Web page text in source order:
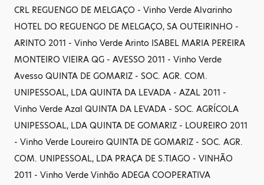
CRL REGUENGO DE MELGAÇO - Vinho Verde Alvarinho
HOTEL DO REGUENGO DE MELGAÇO, SA OUTEIRINHO -
ARINTO 2011 - Vinho Verde Arinto ISABEL MARIA PEREIRA
MONTEIRO VIEIRA QG - AVESSO 2011 - Vinho Verde
Avesso QUINTA DE GOMARIZ - SOC. AGR. COM.
UNIPESSOAL, LDA QUINTA DA LEVADA - AZAL 2011 -
Vinho Verde Azal QUINTA DA LEVADA - SOC. AGRÍCOLA
UNIPESSOAL, LDA QUINTA DE GOMARIZ - LOUREIRO 2011
- Vinho Verde Loureiro QUINTA DE GOMARIZ - SOC. AGR.
COM. UNIPESSOAL, LDA PRAÇA DE S.TIAGO - VINHÃO
2011 - Vinho Verde Vinhão ADEGA COOPERATIVA